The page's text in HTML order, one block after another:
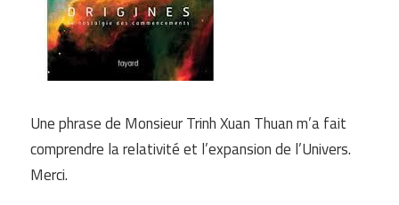
Une phrase de Monsieur Trinh Xuan Thuan m’a fait
comprendre la relativité et l’expansion de l’Univers.
Merci.